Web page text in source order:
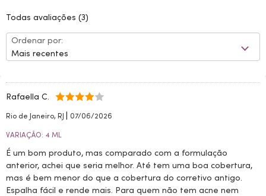
Todas avaliações (3)
Ordenar por:
Mais recentes
Rafaella C.
Rio de Janeiro, RJ | 07/06/2026
VARIAÇÃO: 4 ML
É um bom produto, mas comparado com a formulação
anterior, achei que seria melhor. Até tem uma boa cobertura,
mas é bem menor do que a cobertura do corretivo antigo.
Espalha fácil e rende mais. Para quem não tem acne nem